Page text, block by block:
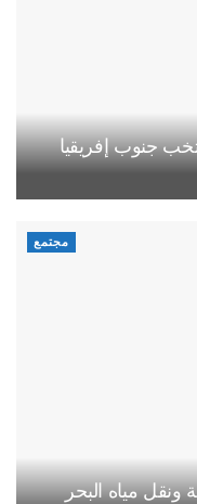
جنوب إفريقيا
مجتمع
ونقل مياه البحر